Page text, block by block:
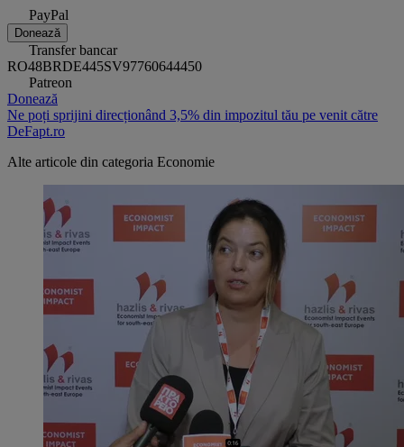
PayPal
Donează
Transfer bancar
RO48BRDE445SV97760644450
Patreon
Donează
Ne poți sprijini direcționând 3,5% din impozitul tău pe venit către
DeFapt.ro
Alte articole din categoria Economie